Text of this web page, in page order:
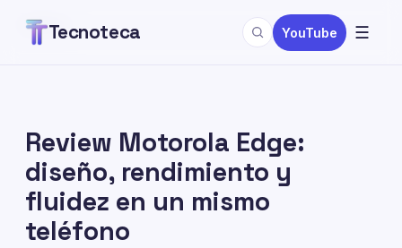
Tecnoteca YouTube ☰
GENERAL
Review Motorola Edge:
diseño, rendimiento y
fluidez en un mismo
teléfono